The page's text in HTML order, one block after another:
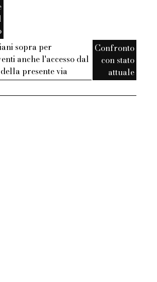
sopra per
anche l'accesso dal
presente via
Confronto
con stato
attuale